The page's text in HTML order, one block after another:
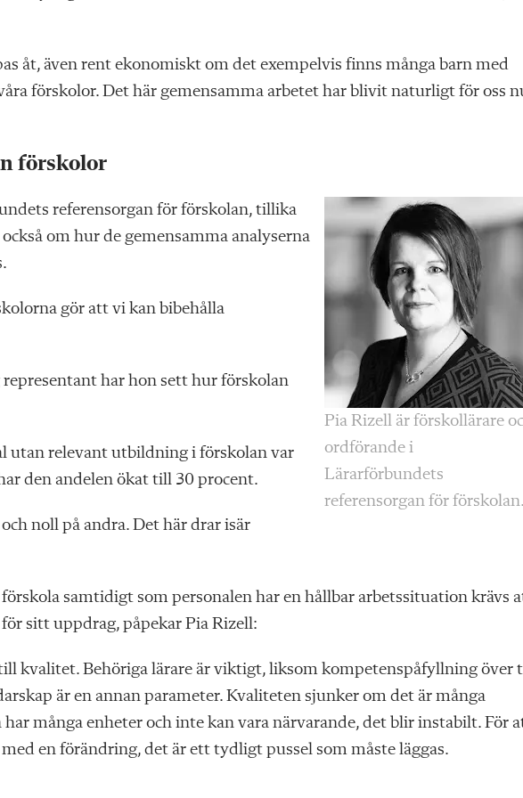
åt, även rent ekonomiskt om det exempelvis finns många barn med
förskolor. Det här gemensamma arbetet har blivit naturligt för oss
förskolor
Pia Rizell är förskollärare
ordförande i
Lärarförbundets
referensorgan för
referensorgan för förskolan, tillika
om hur de gemensamma analyserna
gör att vi kan bibehålla
har hon sett hur förskolan
utan relevant utbildning i förskolan var
den andelen ökat till 30 procent.
noll på andra. Det här drar isär
samtidigt som personalen har en hållbar arbetssituation krävs
sitt uppdrag, påpekar Pia Rizell:
kvalitet. Behöriga lärare är viktigt, liksom kompetenspåfyllning över
är en annan parameter. Kvaliteten sjunker om det är många
många enheter och inte kan vara närvarande, det blir instabilt. För
en förändring, det är ett tydligt pussel som måste läggas.